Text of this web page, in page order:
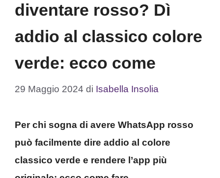
diventare rosso? Dì
addio al classico colore
verde: ecco come
29 Maggio 2024 di Isabella Insolia
Per chi sogna di avere WhatsApp rosso
può facilmente dire addio al colore
classico verde e rendere l’app più